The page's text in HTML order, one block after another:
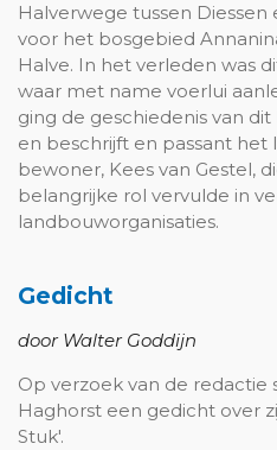
Halverwege tussen
voor het bosgebied
Halve. In het verleden was
waar met name voerlui
ging de geschiedenis van
en beschrijft en passant het
bewoner, Kees van Gestel,
belangrijke rol vervulde in
landbouworganisaties.
Gedicht
door Walter Goddijn
Op verzoek van de redactie
Haghorst een gedicht over
Stuk'.